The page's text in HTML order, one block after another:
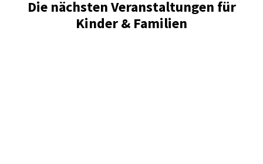
Die nächsten Veranstaltungen für
Kinder & Familien